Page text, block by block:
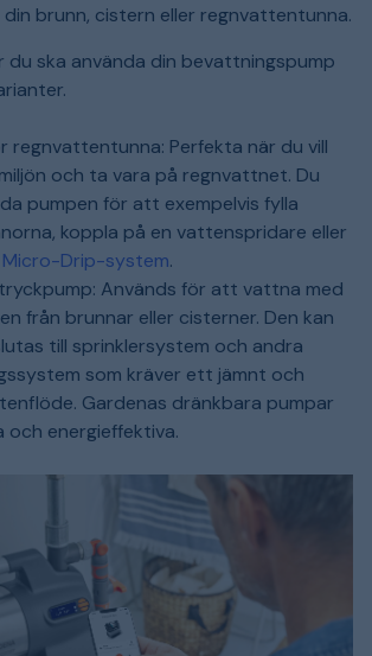
brunn, cistern eller regnvattentunna.
du ska använda din bevattningspump
regnvattentunna: Perfekta när du vill
och ta vara på regnvattnet. Du
pumpen för att exempelvis fylla
koppla på en vattenspridare eller
Micro-Drip-system.
Används för att vattna med
från brunnar eller cisterner. Den kan
till sprinklersystem och andra
som kräver ett jämnt och
Gardenas dränkbara pumpar
och energieffektiva.